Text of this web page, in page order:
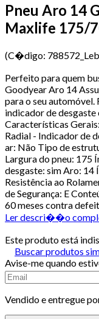
Pneu Aro 14
Maxlife 175/
(C�digo:
Perfeito para quem
Goodyear Aro 14
para o seu automóvel.
indicador de
Características
Radial - Indicador de
ar: Não Tipo de
Largura do pneu: 175
desgaste: sim Aro: 14
Resistência ao
de Segurança: E
60 meses contra
Ler descri��o
Este produto está
Buscar produtos
Avise-me quando
Vendido e entregue